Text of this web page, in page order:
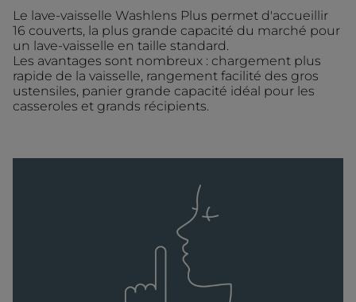
Le lave-vaisselle Washlens Plus permet d'accueillir
16 couverts, la plus grande capacité du marché pour
un lave-vaisselle en taille standard.
Les avantages sont nombreux : chargement plus
rapide de la vaisselle, rangement facilité des gros
ustensiles, panier grande capacité idéal pour les
casseroles et grands récipients.